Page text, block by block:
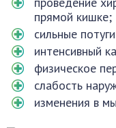
прямой кишке;
сильные
интенсивный
физическое
слабость
изменения в